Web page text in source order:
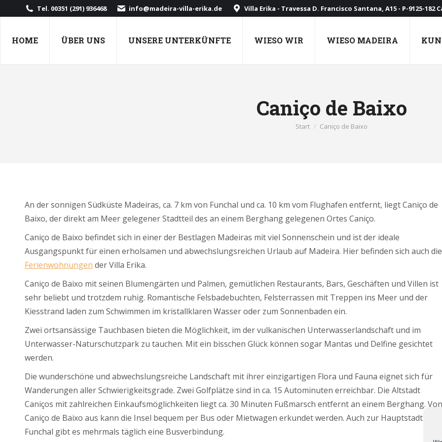
Tel. 00351 (291) 936468 info@madeira-villa-erika.de Villa Erika - Travessa D. Francisco Santana, A15 - P-9125-
HOME ÜBER UNS UNSERE UNTERKÜNFTE WIESO WIR WIESO MADEIRA
Caniço de Baixo
Sie befinden sich hier:
Start Caniço de Baixo
An der sonnigen Südküste Madeiras, ca. 7 km von Funchal und ca. 10 km vom Flughafen entfernt, liegt Caniço de
Baixo, der direkt am Meer gelegener Stadtteil des an einem Berghang gelegenen Ortes Caniço.
Caniço de Baixo befindet sich in einer der Bestlagen Madeiras mit viel Sonnenschein und ist der ideale
Ausgangspunkt für einen erholsamen und abwechslungsreichen Urlaub auf Madeira. Hier befinden sich auch die
Ferienwohnungen der Villa Erika.
Caniço de Baixo mit seinen Blumengärten und Palmen, gemütlichen Restaurants, Bars, Geschäften und Villen ist
sehr beliebt und trotzdem ruhig. Romantische Felsbadebuchten, Felsterrassen mit Treppen ins Meer und der
Kiesstrand laden zum Schwimmen im kristallklaren Wasser oder zum Sonnenbaden ein.
Zwei ortsansässige Tauchbasen bieten die Möglichkeit, im der vulkanischen Unterwasserlandschaft und im
Unterwasser-Naturschutzpark zu tauchen. Mit ein bisschen Glück können sogar Mantas und Delfine gesichtet
werden.
Die wunderschöne und abwechslungsreiche Landschaft mit ihrer einzigartigen Flora und Fauna eignet sich für
Wanderungen aller Schwierigkeitsgrade. Zwei Golfplätze sind in ca. 15 Autominuten erreichbar. Die Altstadt
Caniços mit zahlreichen Einkaufsmöglichkeiten liegt ca. 30 Minuten Fußmarsch entfernt an einem Berghang. Von
Caniço de Baixo aus kann die Insel bequem per Bus oder Mietwagen erkundet werden. Auch zur Hauptstadt
Funchal gibt es mehrmals täglich eine Busverbindung.